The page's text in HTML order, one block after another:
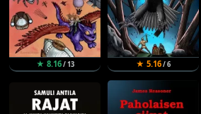
★ 8.16/ 13 ★ 5.16/ 6